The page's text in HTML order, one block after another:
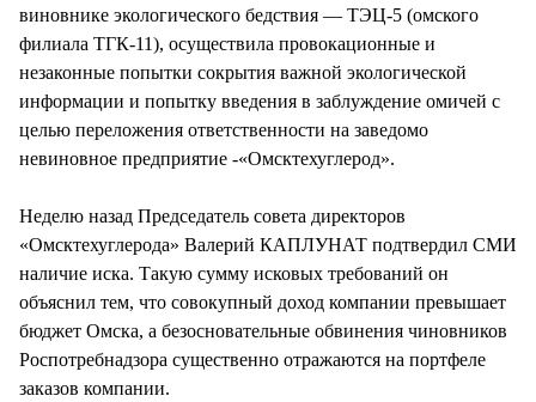
виновнике экологического бедствия — ТЭЦ-5 (омского
филиала ТГК-11), осуществила провокационные и
незаконные попытки сокрытия важной экологической
информации и попытку введения в заблуждение омичей с
целью переложения ответственности на заведомо
невиновное предприятие -«Омсктехуглерод».
Неделю назад Председатель совета директоров
«Омсктехуглерода» Валерий КАПЛУНАТ подтвердил СМИ
наличие иска. Такую сумму исковых требований он
объяснил тем, что совокупный доход компании превышает
бюджет Омска, а безосновательные обвинения чиновников
Роспотребнадзора существенно отражаются на портфеле
заказов компании.